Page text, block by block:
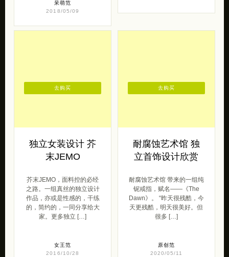
呆萌范
2018/05/09
独立女装设计 芥
末JEMO
芥末JEMO，面料控的必经
之路。一组真丝的独立设计
作品，亦或是性感的，干练
的，简约的，一同分享给大
家。更多独立 […]
女王范
2016/10/28
去购买
耐腐蚀艺术馆 独
立首饰设计欣赏
耐腐蚀艺术馆 带来的一组纯
铌戒指，赋名——《The
Dawn》。 “昨天很残酷，今
天更残酷，明天很美好。但
很多 […]
原创范
2020/05/11
去购买